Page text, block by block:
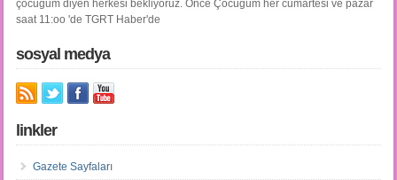
çocuğum diyen herkesi bekliyoruz. Önce Çocuğum her cumartesi ve pazar
saat 11:oo 'de TGRT Haber'de
sosyal medya
linkler
Gazete Sayfaları